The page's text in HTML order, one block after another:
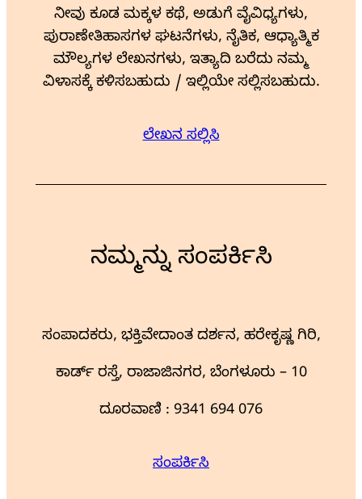
ನೀವು ಕೂಡ ಮಕ್ಕಳ ಕಥೆ, ಅಡುಗೆ ವೈವಿಧ್ಯಗಳು,
ಪುರಾಣೇತಿಹಾಸಗಳ ಘಟನೆಗಳು, ನೈತಿಕ, ಆಧ್ಯಾತ್ಮಿಕ
ಮೌಲ್ಯಗಳ ಲೇಖನಗಳು, ಇತ್ಯಾದಿ ಬರೆದು ನಮ್ಮ
ವಿಳಾಸಕ್ಕೆ ಕಳಿಸಬಹುದು / ಇಲ್ಲಿಯೇ ಸಲ್ಲಿಸಬಹುದು.
ಲೇಖನ ಸಲ್ಲಿಸಿ
ನಮ್ಮನ್ನು ಸಂಪರ್ಕಿಸಿ
ಸಂಪಾದಕರು, ಭಕ್ತಿವೇದಾಂತ ದರ್ಶನ, ಹರೇಕೃಷ್ಣ ಗಿರಿ,
ಕಾರ್ಡ್ ರಸ್ತೆ, ರಾಜಾಜಿನಗರ, ಬೆಂಗಳೂರು – 10
ದೂರವಾಣಿ : 9341 694 076
ಸಂಪರ್ಕಿಸಿ